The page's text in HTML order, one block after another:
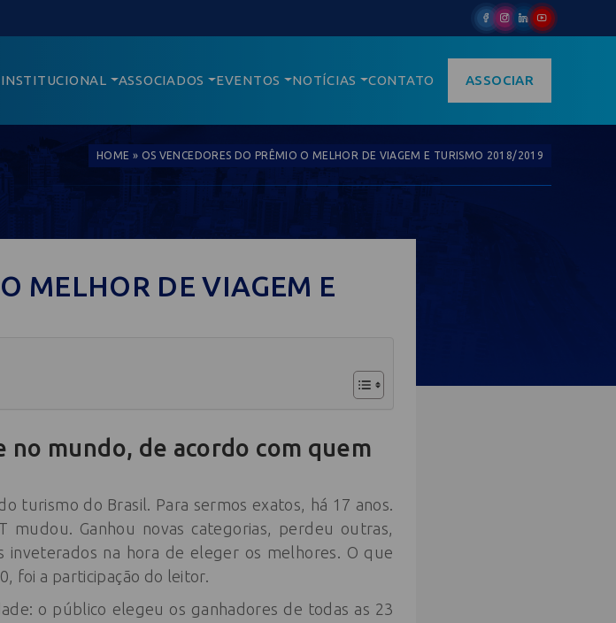
INSTITUCIONAL ASSOCIADOS EVENTOS NOTÍCIAS CONTATO ASSOCIAR
HOME » OS VENCEDORES DO PRÊMIO O MELHOR DE VIAGEM E TURISMO 2018/2019
MELHOR DE VIAGEM E
mundo, de acordo com quem
turismo do Brasil. Para sermos exatos, há 17 anos.
Ganhou novas categorias, perdeu outras,
inveterados na hora de eleger os melhores. O que
foi a participação do leitor.
o público elegeu os ganhadores de todas as 23